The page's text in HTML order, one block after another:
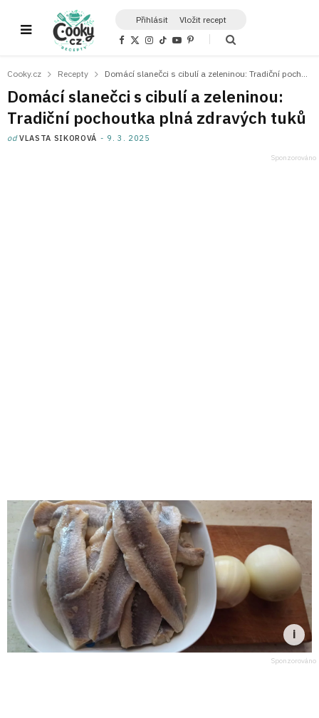
Přihlásit Vložit recept
F
b
o
k
X
i
t
e
r
)
I
a
r
a
m
T
o
Y
u
e
P
e
e
s
Cooky.cz Recepty
Domácí slanečci s cibulí a zeleninou:
Tradiční pochoutka plná zdravých tuků
odVLASTA SIKOROVÁ 9. 3. 2025